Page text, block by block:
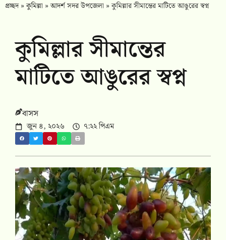
প্রচ্ছদ»কুমিল্লা »আদর্শ সদর উপজেলা »কুমিল্লার সীমান্তের মাটিতে আঙুরের স্বপ্ন
কুমিল্লার সীমান্তের
মাটিতে আঙুরের স্বপ্ন
বাসস
জুন ৪, ২০২৬ ৭:২২ পিএম